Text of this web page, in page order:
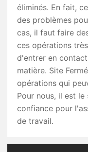
éliminés. En fait,
des problèmes
cas, il faut faire
ces opérations
d'entrer en
matière. Site
opérations qui
Pour nous, il est
confiance pour
de travail.